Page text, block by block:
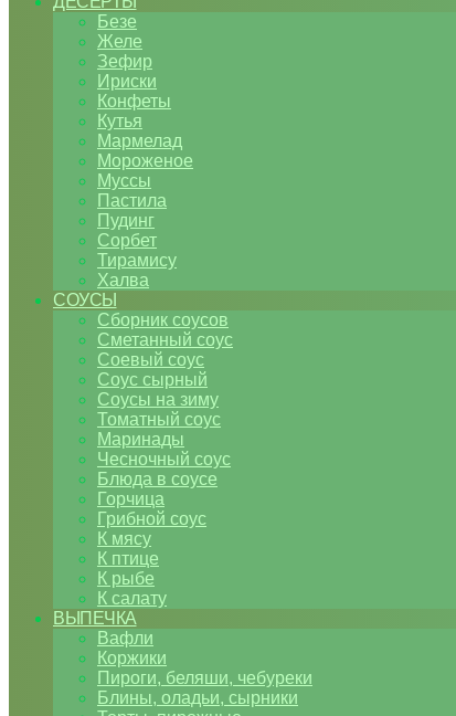
Безе
Желе
Зефир
Ириски
Конфеты
Кутья
Мармелад
Мороженое
Муссы
Пастила
Пудинг
Сорбет
Тирамису
Халва
СОУСЫ
Сборник соусов
Сметанный соус
Соевый соус
Соус сырный
Соусы на зиму
Томатный соус
Маринады
Чесночный соус
Блюда в соусе
Горчица
Грибной соус
К мясу
К птице
К рыбе
К салату
ВЫПЕЧКА
Вафли
Коржики
Пироги, беляши, чебуреки
Блины, оладьи, сырники